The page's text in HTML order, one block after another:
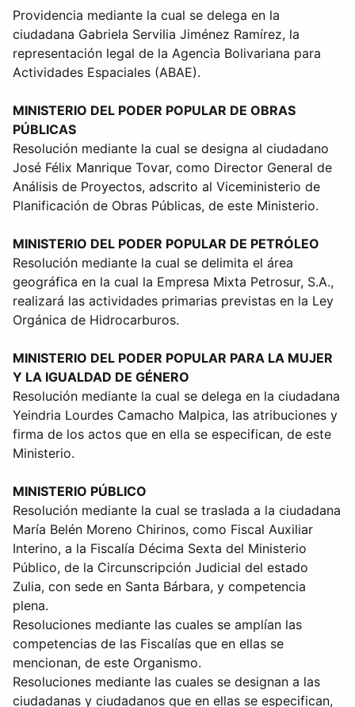
Providencia mediante la cual se delega en la
ciudadana Gabriela Servilia Jiménez Ramírez, la
representación legal de la Agencia Bolivariana para
Actividades Espaciales (ABAE).
MINISTERIO DEL PODER POPULAR DE OBRAS
PÚBLICAS
Resolución mediante la cual se designa al ciudadano
José Félix Manrique Tovar, como Director General de
Análisis de Proyectos, adscrito al Viceministerio de
Planificación de Obras Públicas, de este Ministerio.
MINISTERIO DEL PODER POPULAR DE PETRÓLEO
Resolución mediante la cual se delimita el área
geográfica en la cual la Empresa Mixta Petrosur, S.A.,
realizará las actividades primarias previstas en la Ley
Orgánica de Hidrocarburos.
MINISTERIO DEL PODER POPULAR PARA LA MUJER
Y LA IGUALDAD DE GÉNERO
Resolución mediante la cual se delega en la ciudadana
Yeindria Lourdes Camacho Malpica, las atribuciones y
firma de los actos que en ella se especifican, de este
Ministerio.
MINISTERIO PÚBLICO
Resolución mediante la cual se traslada a la ciudadana
María Belén Moreno Chirinos, como Fiscal Auxiliar
Interino, a la Fiscalía Décima Sexta del Ministerio
Público, de la Circunscripción Judicial del estado
Zulia, con sede en Santa Bárbara, y competencia
plena.
Resoluciones mediante las cuales se amplían las
competencias de las Fiscalías que en ellas se
mencionan, de este Organismo.
Resoluciones mediante las cuales se designan a las
ciudadanas y ciudadanos que en ellas se especifican,